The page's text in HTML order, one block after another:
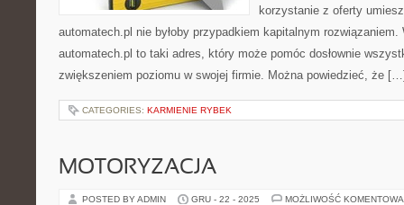
korzystanie z oferty
automatech.pl nie byłoby przypadkiem kapitalnym rozwiązaniem.
automatech.pl to taki adres, który może pomóc dosłownie
zwiększeniem poziomu w swojej firmie. Można powiedzieć, że
CATEGORIES: KARMIENIE RYBEK
MOTORYZACJA
POSTED BY ADMIN GRU - 22 - 2025 MOŻLIWOŚĆ